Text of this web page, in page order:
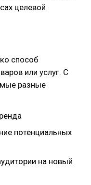
целевой
способ
или услуг. С
разные
потенциальных
на новый